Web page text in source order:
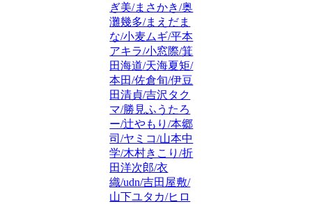
ぎ美/まさかき/奥
灘幾多/まえだま
な/小麦ムギ/平本
アキラ/小窓際/箕
田海道/天海夏矩/
本田/佐倉旬/伊豆
田清貞/吉沢タク
マ/勝見ふうたろ
ー/辻やもり/本郷
司/ヤミコ/山本中
学/木村きこり/折
田洋次郎/衣
織/udn/吉田屋敷/
山下ユタカ/ヒロ